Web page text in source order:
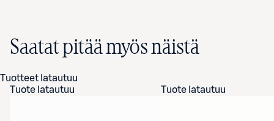
Saatat pitää myös näistä
Tuotteet latautuu
Tuote latautuu
Tuote latautuu